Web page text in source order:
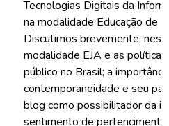
Tecnologias Digitais da
na modalidade Educação de
Discutimos brevemente,
modalidade EJA e as
público no Brasil; a
contemporaneidade e seu
blog como possibilitador da
sentimento de